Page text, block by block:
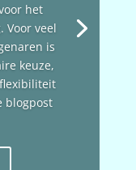
het
Voor veel
is
keuze,
blogpost